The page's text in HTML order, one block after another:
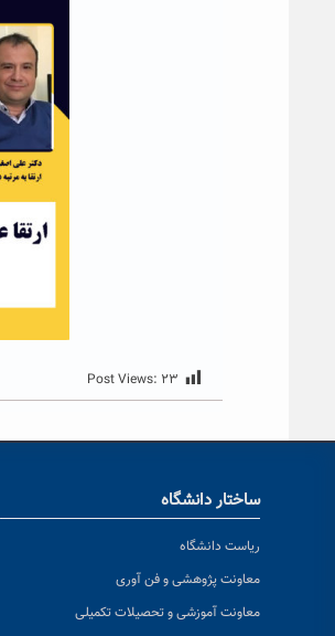
Post Views: ۲۳
ساختار دانشگاه
ریاست دانشگاه
معاونت پژوهشی و فن آوری
معاونت آموزشی و تحصیلات تکمیلی